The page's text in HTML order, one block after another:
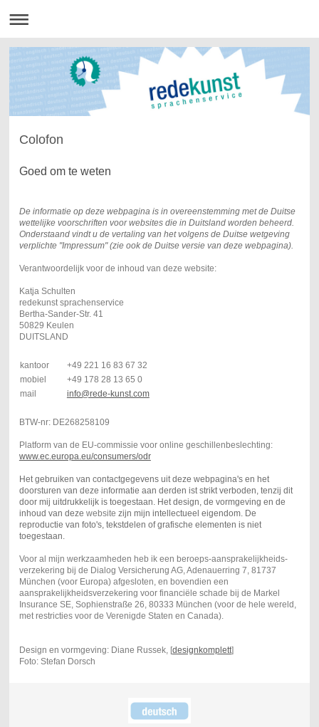
Colofon
Goed om te weten
De informatie op deze webpagina is in overeenstemming met de Duitse
wettelijke voorschriften voor websites die in Duitsland worden beheerd.
Onderstaand vindt u de vertaling van het volgens de Duitse wetgeving
verplichte "Impressum" (zie ook de Duitse versie van deze webpagina).
Verantwoordelijk voor de inhoud van deze website:
Katja Schulten
redekunst sprachenservice
Bertha-Sander-Str. 41
50829 Keulen
DUITSLAND
kantoor
+49 221 16 83 67 32
mobiel
+49 178 28 13 65 0
mail
info@rede-kunst.com
BTW-nr: DE268258109
Platform van de EU-commissie voor online geschillenbeslechting:
www.ec.europa.eu/consumers/odr
Het gebruiken van contactgegevens uit deze webpagina's en het
doorsturen van deze informatie aan derden ist strikt verboden, tenzij dit
door mij uitdrukkelijk is toegestaan. Het design, de vormgeving en de
inhoud van deze website zijn mijn intellectueel eigendom. De
reproductie van foto's, tekstdelen of grafische elementen is niet
toegestaan.
Voor al mijn werkzaamheden heb ik een beroeps-aansprakelijkheids-
verzekering bij de Dialog Versicherung AG, Adenauerring 7, 81737
München (voor Europa) afgesloten, en bovendien een
aansprakelijkheidsverzekering voor financiële schade bij de Markel
Insurance SE, Sophienstraße 26, 80333 München (voor de hele wereld,
met restricties voor de Verenigde Staten en Canada).
Design en vormgeving: Diane Russek, [designkomplett]
Foto: Stefan Dorsch